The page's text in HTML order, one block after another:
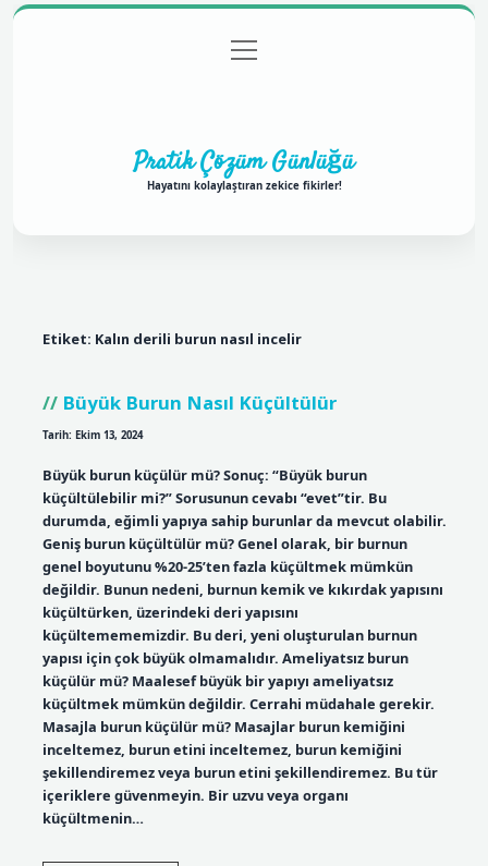
Gizlilik Politikası
menüyü
aç
Pratik Çözüm Günlüğü
Hayatını kolaylaştıran zekice fikirler!
Etiket: Kalın derili burun nasıl incelir
Büyük Burun Nasıl Küçültülür
Tarih: Ekim 13, 2024
Büyük burun küçülür mü? Sonuç: “Büyük burun
küçültülebilir mi?” Sorusunun cevabı “evet”tir. Bu
durumda, eğimli yapıya sahip burunlar da mevcut olabilir.
Geniş burun küçültülür mü? Genel olarak, bir burnun
genel boyutunu %20-25’ten fazla küçültmek mümkün
değildir. Bunun nedeni, burnun kemik ve kıkırdak yapısını
küçültürken, üzerindeki deri yapısını
küçültemememizdir. Bu deri, yeni oluşturulan burnun
yapısı için çok büyük olmamalıdır. Ameliyatsız burun
küçülür mü? Maalesef büyük bir yapıyı ameliyatsız
küçültmek mümkün değildir. Cerrahi müdahale gerekir.
Masajla burun küçülür mü? Masajlar burun kemiğini
inceltemez, burun etini inceltemez, burun kemiğini
şekillendiremez veya burun etini şekillendiremez. Bu tür
içeriklere güvenmeyin. Bir uzvu veya organı
küçültmenin…